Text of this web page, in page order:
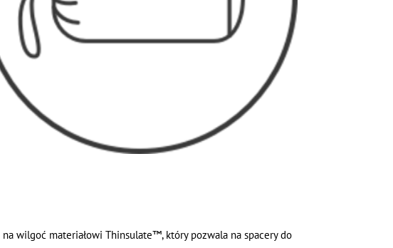
wilgoć materiałowi Thinsulate™, który pozwala na spacery do